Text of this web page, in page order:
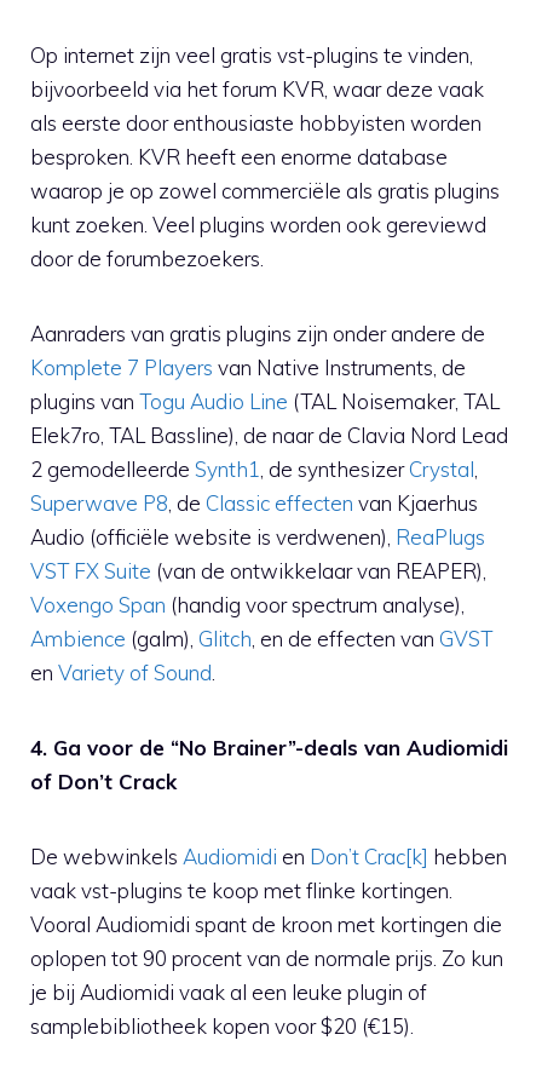
Op internet zijn veel gratis vst-plugins te vinden,
bijvoorbeeld via het forum KVR, waar deze vaak
als eerste door enthousiaste hobbyisten worden
besproken. KVR heeft een enorme database
waarop je op zowel commerciële als gratis plugins
kunt zoeken. Veel plugins worden ook gereviewd
door de forumbezoekers.
Aanraders van gratis plugins zijn onder andere de
Komplete 7 Players van Native Instruments, de
plugins van Togu Audio Line (TAL Noisemaker, TAL
Elek7ro, TAL Bassline), de naar de Clavia Nord Lead
2 gemodelleerde Synth1, de synthesizerCrystal,
Superwave P8, de Classic effecten van Kjaerhus
Audio (officiële website is verdwenen), ReaPlugs
VST FX Suite (van de ontwikkelaar van REAPER),
Voxengo Span (handig voor spectrum analyse),
Ambience (galm), Glitch, en de effecten van GVST
en Variety of Sound.
4. Ga voor de “No Brainer”-deals van Audiomidi
of Don’t Crack
De webwinkels Audiomidi en Don’t Crac[k] hebben
vaak vst-plugins te koop met flinke kortingen.
Vooral Audiomidi spant de kroon met kortingen die
oplopen tot 90 procent van de normale prijs. Zo kun
je bij Audiomidi vaak al een leuke plugin of
samplebibliotheek kopen voor $20 (€15).